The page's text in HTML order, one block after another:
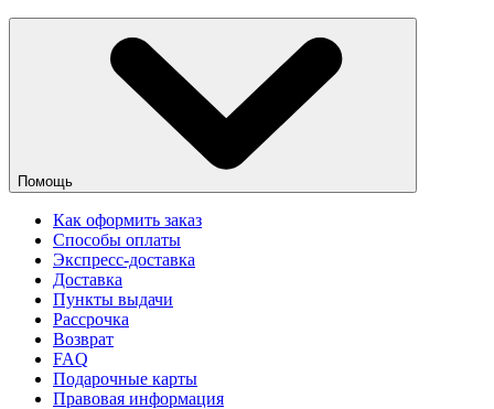
Помощь
Как оформить заказ
Способы оплаты
Экспресс-доставка
Доставка
Пункты выдачи
Рассрочка
Возврат
FAQ
Подарочные карты
Правовая информация